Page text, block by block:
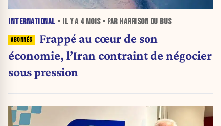
INTERNATIONAL • IL Y A 4 MOIS• PAR HARRISON DU BUS
Frappé au cœur de son
économie, l’Iran contraint de négocier
sous pression